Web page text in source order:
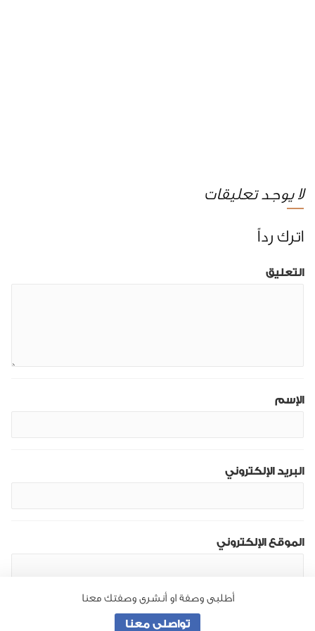
أطلبى وصفة او أنشرى وصفتك معنا
تواصلى معنا
لا يوجد تعليقات
اترك رداً
التعليق
الإسم
البريد الإلكتروني
الموقع الإلكتروني